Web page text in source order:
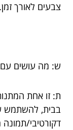
צבעים לאורך זמן.
ש: מה עושים עם
ת: זו אחת
בבית, להשתמש
דקורטיבי/